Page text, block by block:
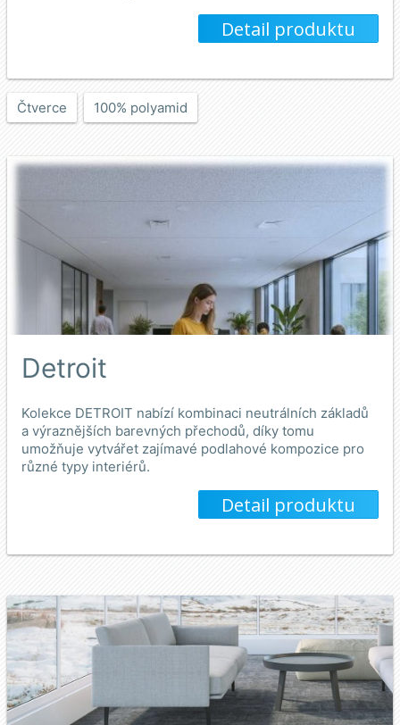
Detail produktu
Čtverce 100% polyamid
Detroit
Kolekce DETROIT nabízí kombinaci neutrálních základů
a výraznějších barevných přechodů, díky tomu
umožňuje vytvářet zajímavé podlahové kompozice pro
různé typy interiérů.
Detail produktu